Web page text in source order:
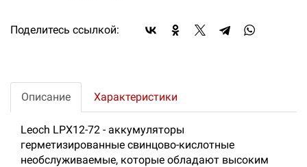
Поделитесь ссылкой:
Описание Характеристики
Leoch LPX12-72 - аккумуляторы
герметизированные свинцово-кислотные
необслуживаемые, которые обладают высоким